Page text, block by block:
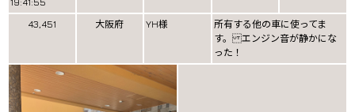
43,451 大阪府 YH様
所有する他の車に使ってま
す。 エンジン音が静かにな
った！